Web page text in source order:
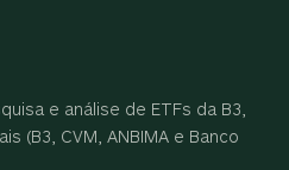
e análise de ETFs da B3,
(B3, CVM, ANBIMA e Banco